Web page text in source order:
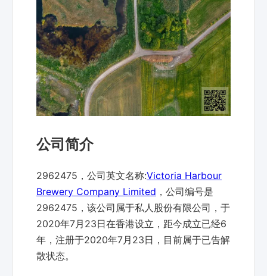
公司简介
2962475，公司英文名称:Victoria Harbour
Brewery Company Limited ，公司编号是
2962475，该公司属于私人股份有限公司，于
2020年7月23日在香港设立，距今成立已经6
年，注册于2020年7月23日，目前属于已告解
散状态。